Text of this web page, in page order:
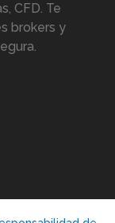
CFD. Te
brokers y